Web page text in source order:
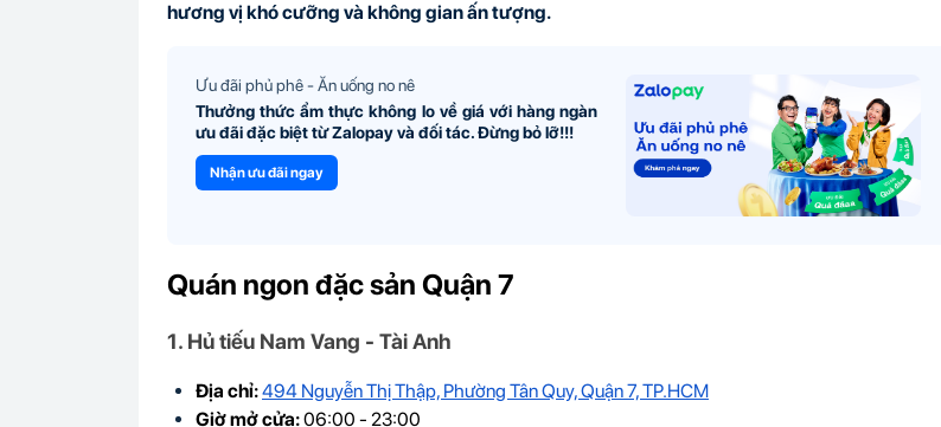
hương vị khó cưỡng và không gian ấn tượng.
Ưu đãi phủ phê - Ăn uống no nê
Thưởng thức ẩm thực không lo về giá với hàng ngàn
ưu đãi đặc biệt từ Zalopay và đối tác. Đừng bỏ lỡ!!!
Nhận ưu đãi ngay
Quán ngon đặc sản Quận 7
1. Hủ tiếu Nam Vang - Tài Anh
Địa chỉ:494 Nguyễn Thị Thập, Phường Tân Quy, Quận 7, TP.HCM
Giờ mở cửa:06:00 - 23:00